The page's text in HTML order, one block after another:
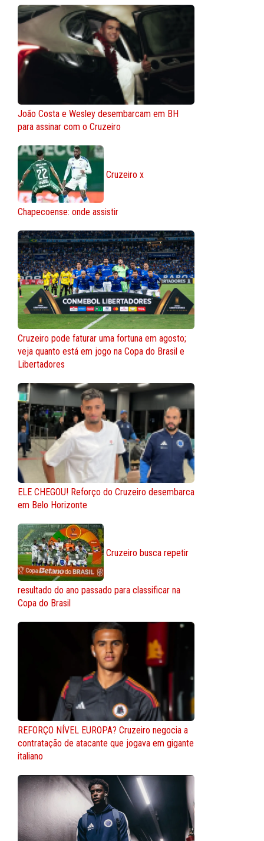
João Costa e Wesley desembarcam em BH
para assinar com o Cruzeiro
Cruzeiro x
Chapecoense: onde assistir
Cruzeiro pode faturar uma fortuna em agosto;
veja quanto está em jogo na Copa do Brasil e
Libertadores
ELE CHEGOU! Reforço do Cruzeiro desembarca
em Belo Horizonte
Cruzeiro busca repetir
resultado do ano passado para classificar na
Copa do Brasil
REFORÇO NÍVEL EUROPA? Cruzeiro negocia a
contratação de atacante que jogava em gigante
italiano